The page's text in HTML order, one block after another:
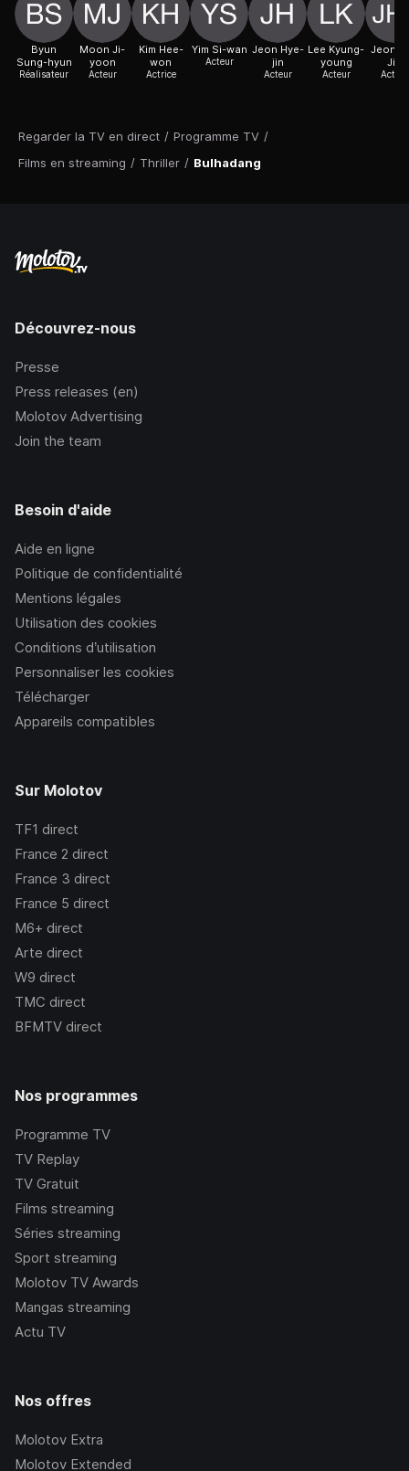
Regarder la TV en direct / Programme TV /
Films en streaming / Thriller / Bulhadang
Byun
Sung-hyun
Réalisateur
Moon Ji-
yoon
Acteur
Kim Hee-
won
Actrice
Yim Si-wan
Acteur
Jeon Hye-
jin
Acteur
Lee Kyung-
young
Acteur
Jeon
Jin
Acteur
Découvrez-nous
Presse
Press releases (en)
Molotov Advertising
Join the team
Besoin d'aide
Aide en ligne
Politique de confidentialité
Mentions légales
Utilisation des cookies
Conditions d’utilisation
Personnaliser les cookies
Télécharger
Appareils compatibles
Sur Molotov
TF1 direct
France 2 direct
France 3 direct
France 5 direct
M6+ direct
Arte direct
W9 direct
TMC direct
BFMTV direct
Nos programmes
Programme TV
TV Replay
TV Gratuit
Films streaming
Séries streaming
Sport streaming
Molotov TV Awards
Mangas streaming
Actu TV
Nos offres
Molotov Extra
Molotov Extended